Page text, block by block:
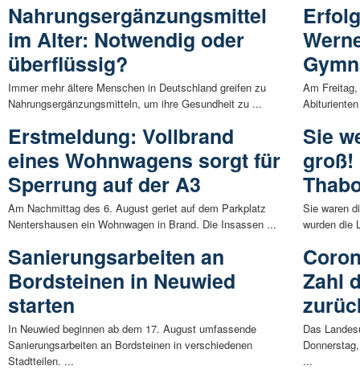
Nahrungsergänzungsmittel
im Alter: Notwendig oder
überflüssig?
Immer mehr ältere Menschen in Deutschland greifen zu
Nahrungsergänzungsmitteln, um ihre Gesundheit zu ...
Erstmeldung: Vollbrand
eines Wohnwagens sorgt für
Sperrung auf der A3
Am Nachmittag des 6. August geriet auf dem Parkplatz
Nentershausen ein Wohnwagen in Brand. Die Insassen ...
Sanierungsarbeiten an
Bordsteinen in Neuwied
starten
In Neuwied beginnen ab dem 17. August umfassende
Sanierungsarbeiten an Bordsteinen in verschiedenen
Stadtteilen. ...
Am
Sie
groß!
Sie waren
wurden die
Zahl
Das
...